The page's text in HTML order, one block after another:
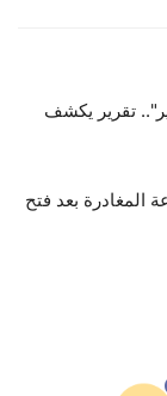
تقرير يكشف
المغادرة بعد فتح